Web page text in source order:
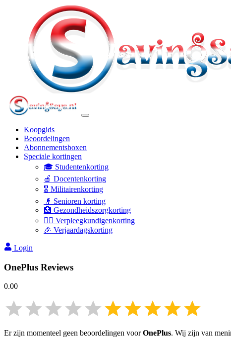
Koopgids
Beoordelingen
Abonnementsboxen
Speciale kortingen
🎓 Studentenkorting
🍎 Docentenkorting
🎖️ Militairenkorting
👴 Senioren korting
🏥 Gezondheidszorgkorting
👩‍⚕️ Verpleegkundigenkorting
🎉 Verjaardagskorting
Login
OnePlus Reviews
0.00
Er zijn momenteel geen beoordelingen voorOnePlus. Wij zijn van